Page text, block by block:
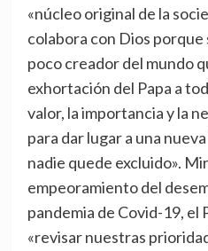
«núcleo original de la
colabora con Dios
poco creador del mundo
exhortación del Papa a
valor, la importancia y la
para dar lugar a una
nadie quede excluido».
empeoramiento del
pandemia de Covid-19, el
«revisar nuestras